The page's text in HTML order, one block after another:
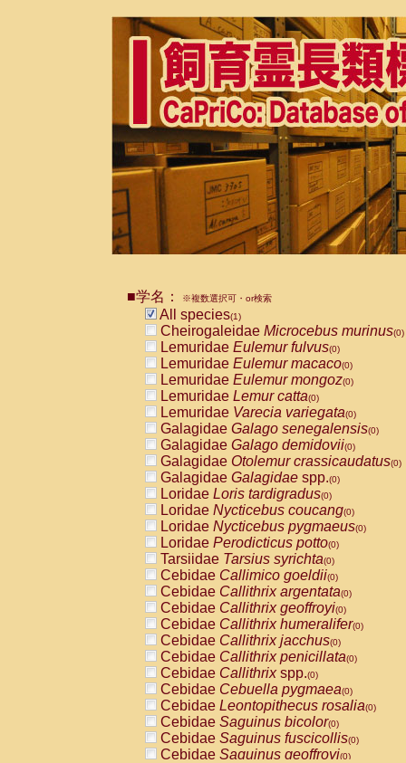
■学名： ※複数選択可・or検索
All species(1)
Cheirogaleidae Microcebus murinus(0)
Lemuridae Eulemur fulvus(0)
Lemuridae Eulemur macaco(0)
Lemuridae Eulemur mongoz(0)
Lemuridae Lemur catta(0)
Lemuridae Varecia variegata(0)
Galagidae Galago senegalensis(0)
Galagidae Galago demidovii(0)
Galagidae Otolemur crassicaudatus(0)
Galagidae Galagidae spp.(0)
Loridae Loris tardigradus(0)
Loridae Nycticebus coucang(0)
Loridae Nycticebus pygmaeus(0)
Loridae Perodicticus potto(0)
Tarsiidae Tarsius syrichta(0)
Cebidae Callimico goeldii(0)
Cebidae Callithrix argentata(0)
Cebidae Callithrix geoffroyi(0)
Cebidae Callithrix humeralifer(0)
Cebidae Callithrix jacchus(0)
Cebidae Callithrix penicillata(0)
Cebidae Callithrixspp.(0)
Cebidae Cebuella pygmaea(0)
Cebidae Leontopithecus rosalia(0)
Cebidae Saguinus bicolor(0)
Cebidae Saguinus fuscicollis(0)
Cebidae Saguinus geoffroyi(0)